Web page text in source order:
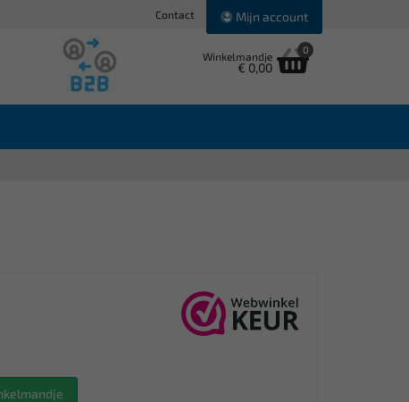
Contact Mijn account
Winkelmandje
€ 0,00
0